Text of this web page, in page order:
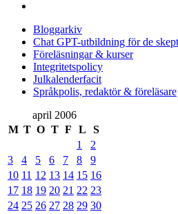
Bloggarkiv
Chat GPT-utbildning för de
Föreläsningar & kurser
Integritetspolicy
Julkalenderfacit
Språkpolis, redaktör & föreläsare
Sidopanel
april 2006
M T O T F L
S
1
2
3
4 5 6 7 8
9
10 11 12 13 14 15 16
17 18 19 20 21 22 23
24 25 26 27 28 29 30